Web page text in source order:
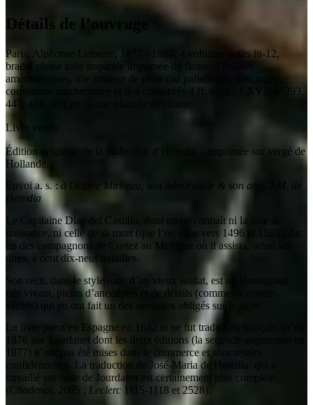
Détails de l’ouvrage
Paris Alphonse Lemerre 4 volumes petits in-12,
bradel pleine toile tropicale imprimée de fleurs et feuilles
amérindiennes, tête couleur de pluie (au palladium), non rogné,
couverture parcheminée et dos conservés 4 ff. n. ch., LXVII & 293,
447, 418, 451 pp. – une planche dépliante.
Livre vendu
Édition originale de la traduction d’Heredia – imprimée sur vergé de
Hollande.
Envoi a. s. :à Octave Mirbeau, son admirateur & son ami. J.M. de
Heredia
Le Capitaine Diaz del Castillo, dont on ne connaît ni la date de
naissance, ni celle de sa mort (que l’on situe vers 1496 et 1593), fut
un des compagnons de Cortez au Mexique où il assista, selon ses
dires, à cent dix-neuf batailles.
Son récit, dans le style rude d’un vieux soldat, est un témoignage
très vivant, pleins d’anecdotes et de détails (comme de contre-
vérités) qui en ont fait un des ouvrages obligés sur le sujet.
Le livre parut en Espagne en 1632 et ne fut traduit en français qu’en
1876 par Jourdanet dont les deux éditions (la seconde augmentée en
1877) n’ont pas été mises dans le commerce et sont restées
confidentielles. La traduction de José-Maria de Heredia, qui a
travaillé sur celle de Jourdanet est certainement plus complète
(Chadenat , 2085 ; Leclerc 1115-1118 et 2528).